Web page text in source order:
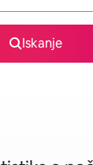
Iskanje